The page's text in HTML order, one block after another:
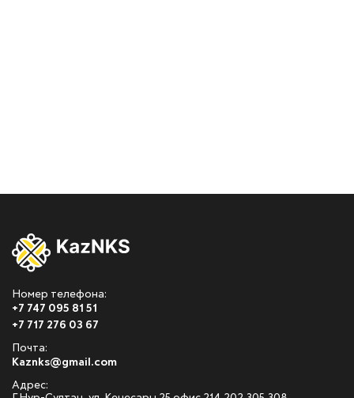
Номер телефона:
+7 747 095 81 51
+7 717 276 03 67
Почта:
Kaznks@gmail.com
Адрес: